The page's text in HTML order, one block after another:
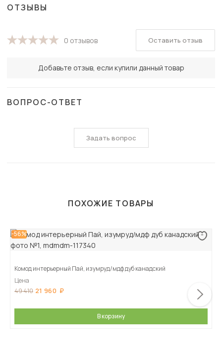
ОТЗЫВЫ
0 отзывов
Добавьте отзыв, если купили данный товар
Оставить отзыв
ВОПРОС-ОТВЕТ
Задать вопрос
ПОХОЖИЕ ТОВАРЫ
-56%
Комод интерьерный Пай, изумруд/мдф дуб канадский
Цена
49 410 21 960
В корзину